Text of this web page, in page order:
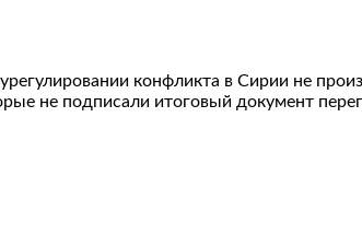
конфликта в Сирии не
не подписали итоговый документ